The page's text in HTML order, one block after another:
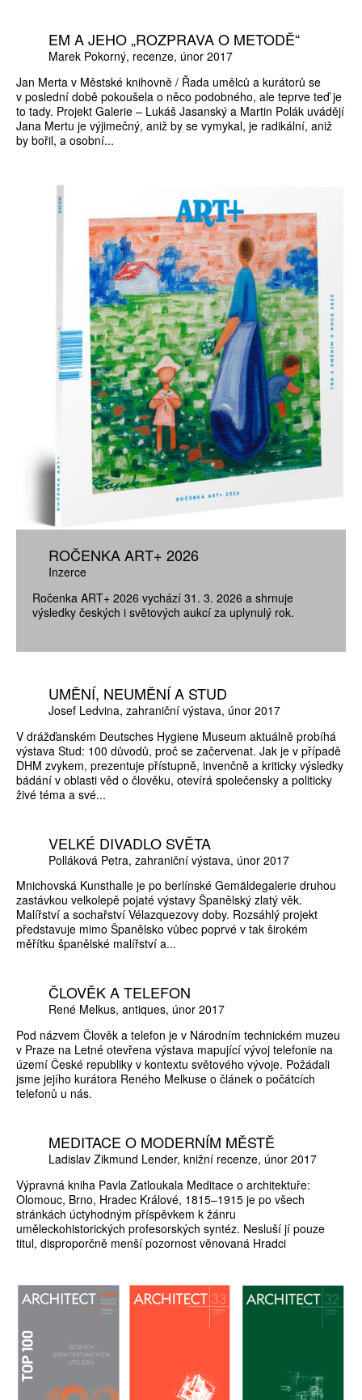
EM A JEHO „ROZPRAVA O METODĚ“
Marek Pokorný recenze únor 2017
Jan Merta v Městské knihovně / Řada umělců a kurátorů se
v poslední době pokoušela o něco podobného, ale teprve teď je
to tady. Projekt Galerie – Lukáš Jasanský a Martin Polák uvádějí
Jana Mertu je výjimečný, aniž by se vymykal, je radikální, aniž
by bořil, a osobní...
ROČENKA ART+ 2026
Inzerce
Ročenka ART+ 2026 vychází 31. 3. 2026 a shrnuje
výsledky českých i světových aukcí za uplynulý rok.
UMĚNÍ, NEUMĚNÍ A STUD
Josef Ledvina zahraniční výstava únor 2017
V drážďanském Deutsches Hygiene Museum aktuálně probíhá
výstava Stud: 100 důvodů, proč se začervenat. Jak je v případě
DHM zvykem, prezentuje přístupně, invenčně a kriticky výsledky
bádání v oblasti věd o člověku, otevírá společensky a politicky
živé téma a své...
VELKÉ DIVADLO SVĚTA
Polláková Petra zahraniční výstava únor 2017
Mnichovská Kunsthalle je po berlínské Gemäldegalerie druhou
zastávkou velkolepě pojaté výstavy Španělský zlatý věk.
Malířství a sochařství Vélazquezovy doby. Rozsáhlý projekt
představuje mimo Španělsko vůbec poprvé v tak širokém
měřítku španělské malířství a...
ČLOVĚK A TELEFON
René Melkus antiques únor 2017
Pod názvem Člověk a telefon je v Národním technickém muzeu
v Praze na Letné otevřena výstava mapující vývoj telefonie na
území České republiky v kontextu světového vývoje. Požádali
jsme jejího kurátora Reného Melkuse o článek o počátcích
telefonů u nás.
MEDITACE O MODERNÍM MĚSTĚ
Ladislav Zikmund Lender knižní recenze únor 2017
Výpravná kniha Pavla Zatloukala Meditace o architektuře:
Olomouc, Brno, Hradec Králové, 1815–1915 je po všech
stránkách úctyhodným příspěvkem k žánru
uměleckohistorických profesorských syntéz. Nesluší jí pouze
titul, disproporčně menší pozornost věnovaná Hradci